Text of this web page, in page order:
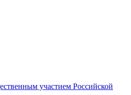
участием Российской